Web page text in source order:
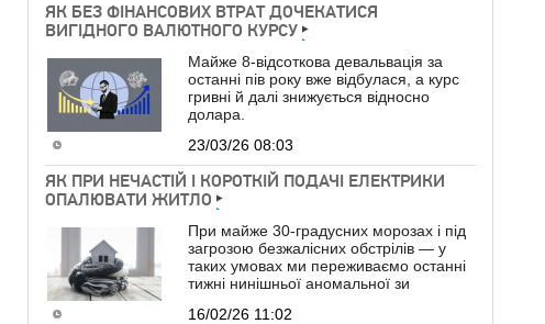
ЯК БЕЗ ФІНАНСОВИХ ВТРАТ ДОЧЕКАТИСЯ
ВИГІДНОГО ВАЛЮТНОГО КУРСУ
Майже 8-відсоткова девальвація за
останні пів року вже відбулася, а курс
гривні й далі знижується відносно
долара.
23/03/26 08:03
ЯК ПРИ НЕЧАСТІЙ І КОРОТКІЙ ПОДАЧІ ЕЛЕКТРИКИ
ОПАЛЮВАТИ ЖИТЛО
При майже 30-градусних морозах і під
загрозою безжалісних обстрілів — у
таких умовах ми переживаємо останні
тижні нинішньої аномальної зи
16/02/26 11:02